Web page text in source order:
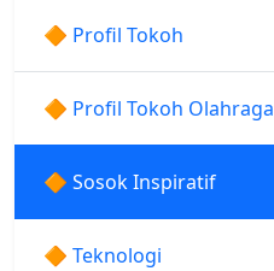
🔶 Profil Tokoh
🔶 Profil Tokoh Olahraga
🔶 Sosok Inspiratif
🔶 Teknologi